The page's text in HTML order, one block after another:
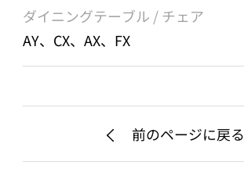
ダイニングテーブル / チェア
AY、CX、AX、FX
前のページに戻る